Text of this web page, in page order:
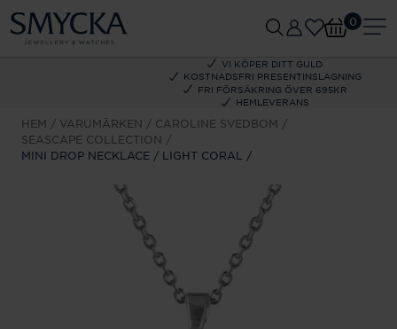
VI KÖPER DITT GULD
KOSTNADSFRI PRESENTINSLAGNING
FRI FÖRSÄKRING ÖVER 695KR
HEMLEVERANS
0
HEM VARUMÄRKEN
CAROLINE SVEDBOM
SEASCAPE COLLECTION
MINI DROP NECKLACE / LIGHT CORAL